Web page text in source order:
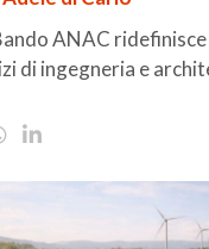
ANAC
di ingegneria e